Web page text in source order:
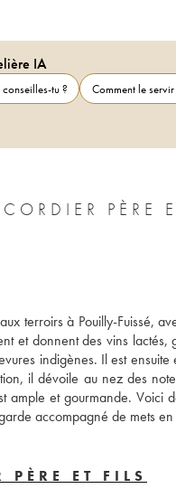
IA
tu ? Comment le servir
terroirs à Pouilly-Fuissé,
et donnent des vins
indigènes. Il est
il dévoile au nez des
ample et gourmande.
accompagné de mets
ET FILS